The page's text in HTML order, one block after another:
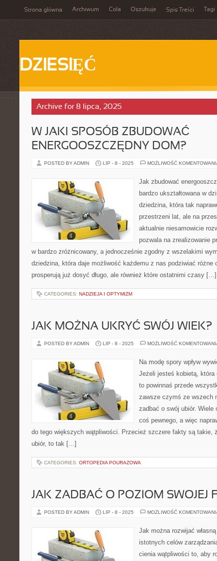
Strona główna Archiwum Cola Oszukuje Spis Treści Tagi
DZIESIĘĆ
Archive for 8 lipca, 2025
W JAKI SPOSÓB ZBUDOWAĆ
ENERGOOSZCZĘDNY DOM?
POSTED BY ADMIN LIP - 8 - 2025 MOŻLIWOŚĆ
Jak zbudować
bardzo ukształtowana w
dziedzina, która tak
przestrzeni lat, ale na
aktualnie niesamowicie
pozwala na zrealizowanie
w bardzo zróżnicowany, a jednocześnie zgodny z wszelakimi
dziedzina, która daje możliwość każdemu z nas podziwiać różne
prosperują już dosyć długo, ale również które ostatnimi czasy […]
CATEGORIES: NADZIEJA I OPTYMIZM
JAK MOŻNA UKRYĆ SWÓJ WIEK?
POSTED BY ADMIN LIP - 8 - 2025 MOŻLIWOŚĆ
Na modę spory wpływ
Jeżeli jesteś kobietą, która
to powinnaś przede
zawsze czymś ze wszech
zadbać o swój ubiór. Wiele
coś pewnego, a więc
do tego większych wątpliwości. Przecież szczere fakty są takie,
ubiór, to tak […]
CATEGORIES: ORTOPEDIA POURAZOWA
JAK ZADBAĆ O POZIOM SWOJEJ
POSTED BY ADMIN LIP - 8 - 2025 MOŻLIWOŚĆ
Jak można rozwijać
istotnych celów
cienia wątpliwości to, aby